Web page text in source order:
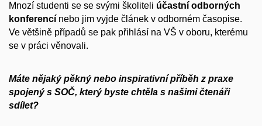
Mnozí studenti se se svými školiteli účastní odborných
konferencí nebo jim vyjde článek v odborném časopise.
Ve většině případů se pak přihlásí na VŠ v oboru, kterému
se v práci věnovali.
Máte nějaký pěkný nebo inspirativní příběh z praxe
spojený s SOČ, který byste chtěla s našimi čtenáři
sdílet?